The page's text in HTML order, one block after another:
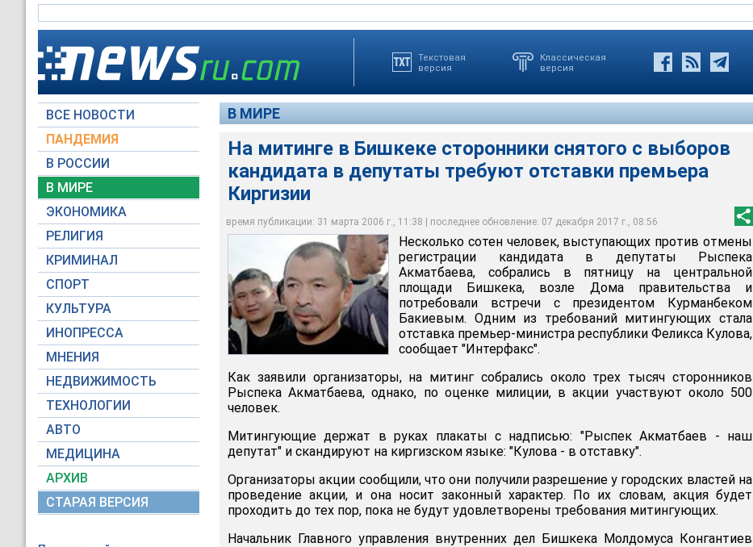
Текстовая
версия
Классическая
версия
ВСЕ НОВОСТИ
ПАНДЕМИЯ
В РОССИИ
В МИРЕ
ЭКОНОМИКА
РЕЛИГИЯ
КРИМИНАЛ
СПОРТ
КУЛЬТУРА
ИНОПРЕССА
МНЕНИЯ
НЕДВИЖИМОСТЬ
ТЕХНОЛОГИИ
АВТО
МЕДИЦИНА
АРХИВ
СТАРАЯ ВЕРСИЯ
В МИРЕ
На митинге в Бишкеке сторонники снятого с выборов
кандидата в депутаты требуют отставки премьера
Киргизии
время публикации: 31 марта 2006 г., 11:38 | последнее обновление: 07 декабря 2017 г., 08:56
Несколько сотен человек, выступающих против отмены регистрации кандидата в
депутаты Рыспека Акматбаева, собрались в пятницу на центральной площади
Бишкека, возле Дома правительства и потребовали встречи с президентом
Курманбеком Бакиевым
analitik.kg
Несколько сотен человек, выступающих против отмены
регистрации кандидата в депутаты Рыспека
Акматбаева, собрались в пятницу на центральной
площади Бишкека, возле Дома правительства и
потребовали встречи с президентом Курманбеком
Бакиевым. Одним из требований митингующих стала
отставка премьер-министра республики Феликса Кулова,
сообщает "Интерфакс".
Как заявили организаторы, на митинг собрались около трех тысяч сторонников
Рыспека Акматбаева, однако, по оценке милиции, в акции участвуют около 500
человек.
Митингующие держат в руках плакаты с надписью: "Рыспек Акматбаев - наш
депутат" и скандируют на киргизском языке: "Кулова - в отставку".
Организаторы акции сообщили, что они получили разрешение у городских властей на
проведение акции, и она носит законный характер. По их словам, акция будет
проходить до тех пор, пока не будут удовлетворены требования митингующих.
Начальник Главного управления внутренних дел Бишкека Молдомуса Конгантиев